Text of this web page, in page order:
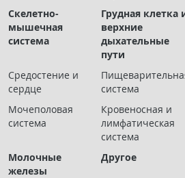
ОБРАЗОВАНИЕ
Интерактивные задания
Презентации
Журнал "Лучевая
Скелетно-
мышечная
система
Грудная клетка
верхние
дыхательные
пути
Средостение и
сердце
система
Мочеполовая
система
Кровеносная и
лимфатическая
система
Молочные
железы
Другое